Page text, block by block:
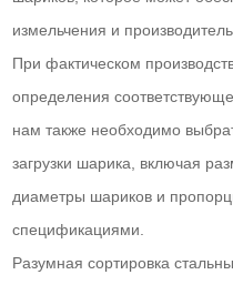
измельчения и
При фактическом
определения
нам также необходимо
загрузки шарика, включая
диаметры шариков и
спецификациями.
Разумная сортировка